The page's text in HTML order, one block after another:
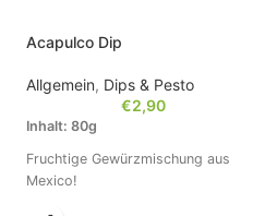
Acapulco Dip
Allgemein, Dips & Pesto
€2,90
Inhalt: 80g
Fruchtige Gewürzmischung aus
Mexico!